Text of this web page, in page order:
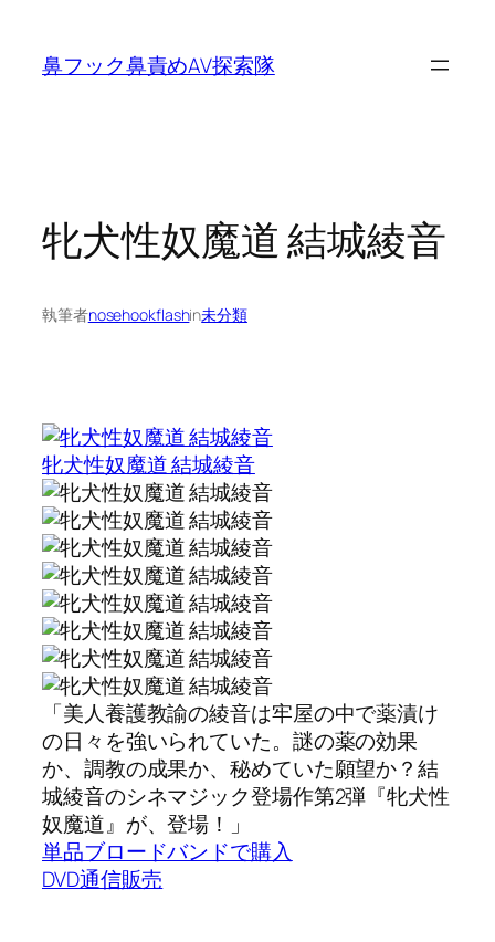
鼻フック鼻責めAV探索隊
牝犬性奴魔道 結城綾音
執筆者nosehookflashin未分類
牝犬性奴魔道 結城綾音
「美人養護教諭の綾音は牢屋の中で薬漬け
の日々を強いられていた。謎の薬の効果
か、調教の成果か、秘めていた願望か？結
城綾音のシネマジック登場作第2弾『牝犬性
奴魔道』が、登場！」
単品ブロードバンドで購入
DVD通信販売